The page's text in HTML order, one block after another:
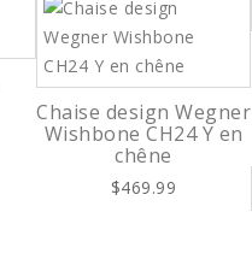
Chaise design Wegner
Wishbone CH24 Y en
chêne
$469.99